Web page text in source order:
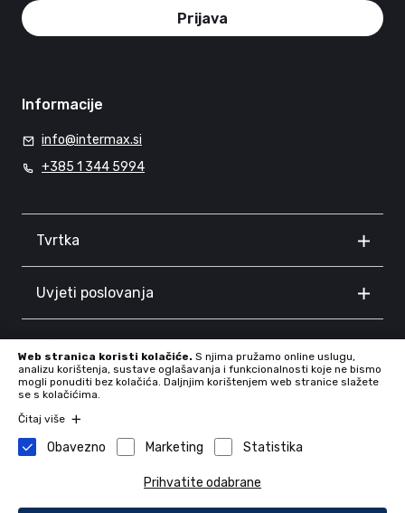
Prijava
Informacije
info@intermax.si
+385 1 344 5994
Tvrtka
Uvjeti poslovanja
Web stranica koristi kolačiće. S njima pružamo online uslugu,
analizu korištenja, sustave oglašavanja i funkcionalnosti koje ne bismo
mogli ponuditi bez kolačića. Daljnjim korištenjem web stranice slažete
se s kolačićima.
Čitaj više
Obavezno Marketing Statistika
Prihvatite odabrane